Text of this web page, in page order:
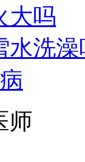
大吗
水洗澡
师